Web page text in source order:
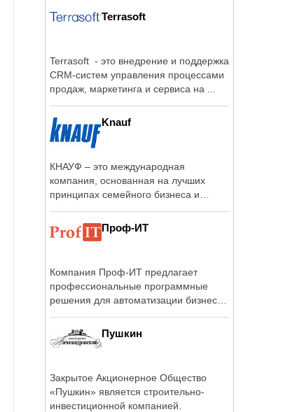
Terrasoft
Terrasoft - это внедрение и поддержка
CRM-систем управления процессами
продаж, маркетинга и сервиса на ...
Knauf
КНАУФ – это международная
компания, основанная на лучших
принципах семейного бизнеса и
Проф-ИТ
Компания Проф-ИТ предлагает
профессиональные программные
решения для автоматизации бизнес-
Пушкин
Закрытое Акционерное Общество
«Пушкин» является строительно-
инвестиционной компанией.